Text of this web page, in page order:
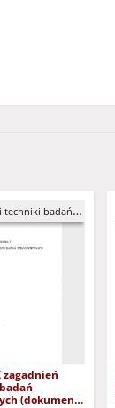
badań pedagogicznych
zagadnień
(dokument